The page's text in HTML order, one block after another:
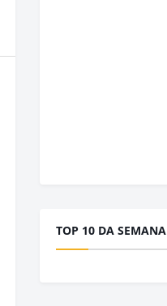
TOP 10 DA SEMANA